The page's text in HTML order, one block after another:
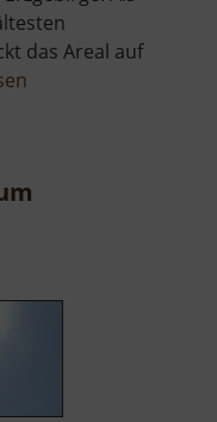
das Areal auf